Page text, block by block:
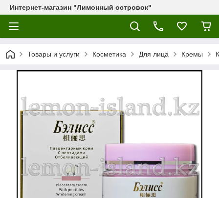
Интернет-магазин "Лимонный островок"
Товары и услуги Косметика Для лица Кремы